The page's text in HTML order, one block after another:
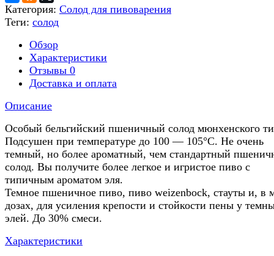
Категория: Солод для пивоварения
Теги: солод
Обзор
Характеристики
Отзывы 0
Доставка и оплата
Описание
Особый бельгийский пшеничный солод мюнхенского
Подсушен при температуре до 100 — 105°C. Не очень
темный, но более ароматный, чем стандартный
солод. Вы получите более легкое и игристое пиво с
типичным ароматом эля.
Темное пшеничное пиво, пиво weizenbock, стауты и, в
дозах, для усиления крепости и стойкости пены у
элей. До 30% смеси.
Характеристики